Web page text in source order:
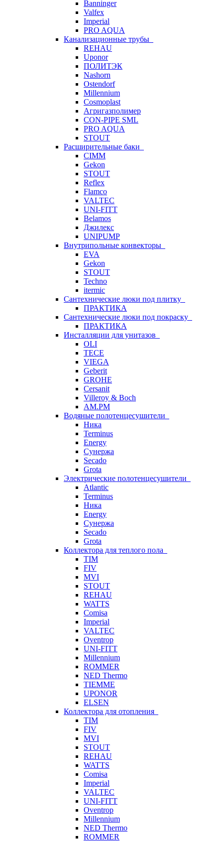
Banninger
Valfex
Imperial
PRO AQUA
Канализационные трубы
REHAU
Uponor
ПОЛИТЭК
Nashorn
Ostendorf
Millennium
Cosmoplast
Агригазполимер
CON-PIPE SML
PRO AQUA
STOUT
Расширительные баки
CIMM
Gekon
STOUT
Reflex
Flamco
VALTEC
UNI-FITT
Belamos
Джилекс
UNIPUMP
Внутрипольные конвекторы
EVA
Gekon
STOUT
Techno
itermic
Сантехнические люки под плитку
ПРАКТИКА
Сантехнические люки под покраску
ПРАКТИКА
Инсталляции для унитазов
OLI
TECE
VIEGA
Geberit
GROHE
Cersanit
Villeroy & Boch
AM.PM
Водяные полотенцесушители
Ника
Terminus
Energy
Сунержа
Secado
Grota
Электрические полотенцесушители
Atlantic
Terminus
Ника
Energy
Сунержа
Secado
Grota
Коллектора для теплого пола
TIM
FIV
MVI
STOUT
REHAU
WATTS
Comisa
Imperial
VALTEC
Oventrop
UNI-FITT
Millennium
ROMMER
NED Thermo
TIEMME
UPONOR
ELSEN
Коллектора для отопления
TIM
FIV
MVI
STOUT
REHAU
WATTS
Comisa
Imperial
VALTEC
UNI-FITT
Oventrop
Millennium
NED Thermo
ROMMER